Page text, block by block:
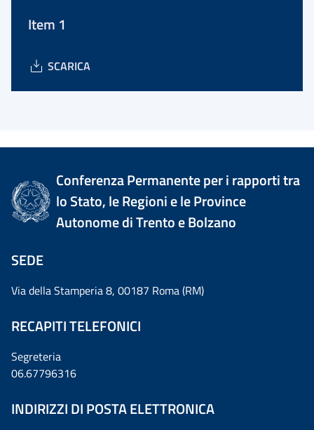
Item 1
SCARICA
Conferenza Permanente per i rapporti tra
lo Stato, le Regioni e le Province
Autonome di Trento e Bolzano
SEDE
Via della Stamperia 8, 00187 Roma (RM)
RECAPITI TELEFONICI
Segreteria
06.67796316
INDIRIZZI DI POSTA ELETTRONICA